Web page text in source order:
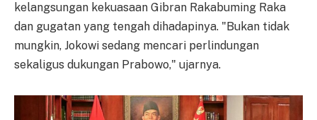
kelangsungan kekuasaan Gibran Rakabuming Raka
dan gugatan yang tengah dihadapinya. "Bukan tidak
mungkin, Jokowi sedang mencari perlindungan
sekaligus dukungan Prabowo," ujarnya.